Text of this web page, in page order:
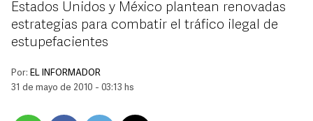
Estados Unidos y México plantean renovadas
estrategias para combatir el tráfico ilegal de
estupefacientes
Por: EL INFORMADOR
31 de mayo de 2010 - 03:13 hs